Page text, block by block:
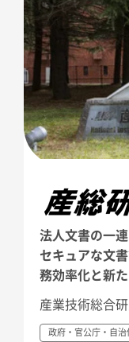
法人文書の一
セキュアな文
務効率化と新
産業技術総合
政府・官公庁・自治